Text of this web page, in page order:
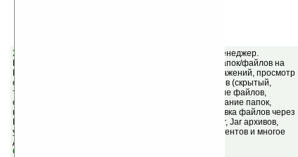
X-plore v1.05
(шареварная) — простой файловый менеджер.
Возможности: древовидный просмотр всех дисков/папок/файлов на
КПК, интегрированный просмотрщик текста и изображений, просмотр
свойств файла, редактирование файловых атрибутов (скрытый,
только чтение и прочее), переименование и удаление файлов,
создание и редактирование текстовых файлов, создание папок,
копирование и перемещение файлов и папок, отправка файлов через
Bluetooth или ИК-порт, распаковка файлов из Zip, Rar, Jar архивов,
упаковка файлов в Zip-архивы, просмотр Word-документов и многое
другое.
Скачать